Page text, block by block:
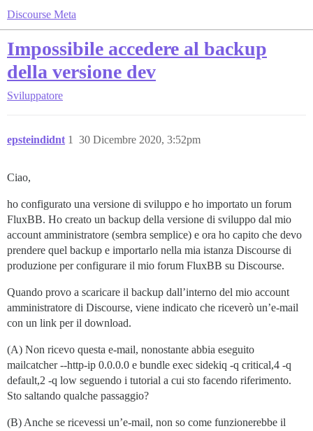
Discourse Meta
Impossibile accedere al backup
della versione dev
Sviluppatore
epsteindidnt 30 Dicembre 2020, 3:52pm
1
Ciao,
ho configurato una versione di sviluppo e ho importato un forum
FluxBB. Ho creato un backup della versione di sviluppo dal mio
account amministratore (sembra semplice) e ora ho capito che devo
prendere quel backup e importarlo nella mia istanza Discourse di
produzione per configurare il mio forum FluxBB su Discourse.
Quando provo a scaricare il backup dall’interno del mio account
amministratore di Discourse, viene indicato che riceverò un’e-mail
con un link per il download.
(A) Non ricevo questa e-mail, nonostante abbia eseguito
mailcatcher --http-ip 0.0.0.0 e bundle exec sidekiq -q critical,4 -q
default,2 -q low seguendo i tutorial a cui sto facendo riferimento.
Sto saltando qualche passaggio?
(B) Anche se ricevessi un’e-mail, non so come funzionerebbe il